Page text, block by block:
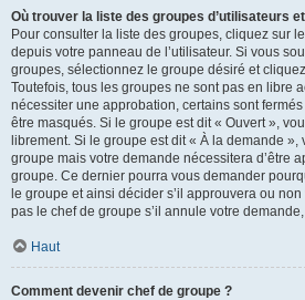
Où trouver la liste des groupes d’utilisateurs
Pour consulter la liste des groupes, cliquez sur
depuis votre panneau de l’utilisateur. Si vous
groupes, sélectionnez le groupe désiré et
Toutefois, tous les groupes ne sont pas en libre
nécessiter une approbation, certains sont fermés
être masqués. Si le groupe est dit « Ouvert »,
librement. Si le groupe est dit « À la demande
groupe mais votre demande nécessitera d’être
groupe. Ce dernier pourra vous demander
le groupe et ainsi décider s’il approuvera ou
pas le chef de groupe s’il annule votre
Haut
Comment devenir chef de groupe ?